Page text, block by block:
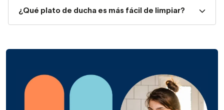
El solid surface es un material compuesto d
e resinas de
alta densidad que ofrece un acabado mate y
muy apreciado en diseño de interiores. Su
¿Qué plato de ducha es más fácil de limpiar?